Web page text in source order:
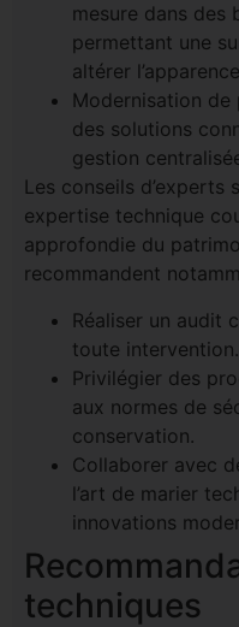
mesure dans des
permettant une
altérer
Modernisation de
des solutions
gestion
Les conseils d’experts
expertise technique
approfondie du
recommandent
Réaliser un audit
toute intervention.
Privilégier des
aux normes de
conservation.
Collaborer avec
l’art de marier
innovations
techniques